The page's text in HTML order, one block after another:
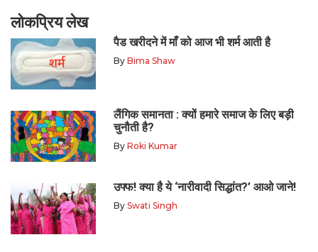
लोकप्रिय लेख
पैड खरीदने में माँ को आज भी शर्म आती है
By Bima Shaw
लैंगिक समानता : क्यों हमारे समाज के लिए बड़ी
चुनौती है?
By Roki Kumar
उफ्फ! क्या है ये ‘नारीवादी सिद्धांत?’ आओ जाने!
By Swati Singh